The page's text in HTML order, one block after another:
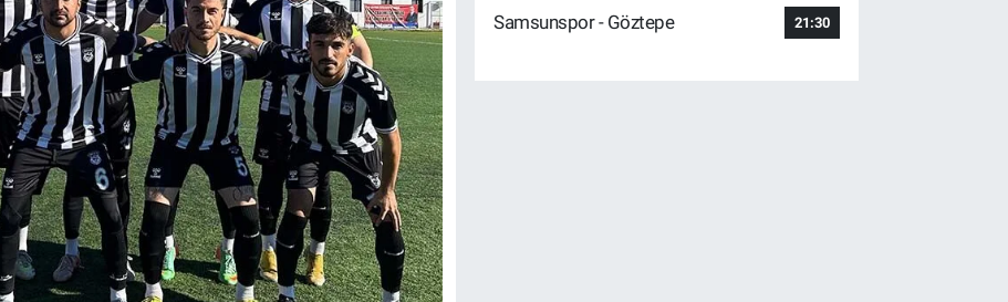
Samsunspor - Göztepe
21:30